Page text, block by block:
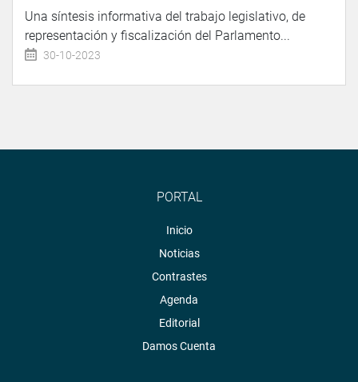
Una síntesis informativa del trabajo legislativo, de
representación y fiscalización del Parlamento...
30-10-2023
PORTAL
Inicio
Noticias
Contrastes
Agenda
Editorial
Damos Cuenta